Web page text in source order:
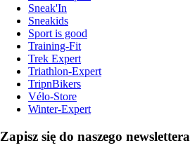
Sneak'In
Sneakids
Sport is good
Training-Fit
Trek Expert
Triathlon-Expert
TripnBikers
Vélo-Store
Winter-Expert
Zapisz się do naszego newslettera